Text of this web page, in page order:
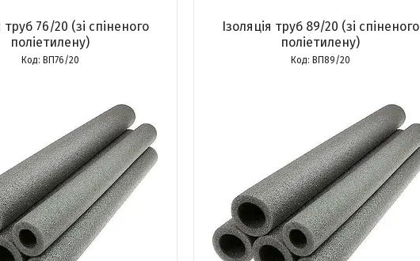
труб 76/20 (зі спіненого
поліетилену)
ВП76/20
Ізоляція труб 89/20 (зі спіненого
поліетилену)
ВП89/20